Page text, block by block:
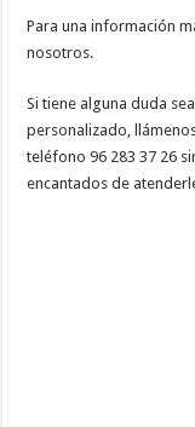
Para una información
nosotros.
Si tiene alguna duda
personalizado,
teléfono 96 283 37 26
encantados de